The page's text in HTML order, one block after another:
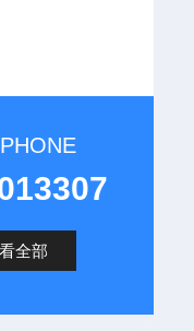
全部